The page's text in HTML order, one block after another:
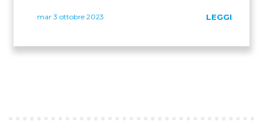
mar 3 ottobre 2023 LEGGI